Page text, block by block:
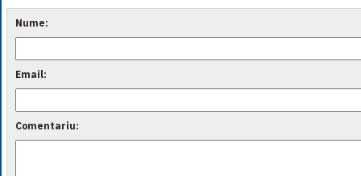
Nume:
Email:
Comentariu: